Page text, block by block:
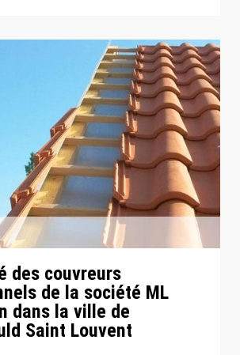
des couvreurs
de la société ML
dans la ville de
Saint Louvent